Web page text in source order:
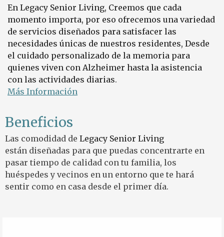
En Legacy Senior Living, Creemos que cada
momento importa, por eso ofrecemos una variedad
de servicios diseñados para satisfacer las
necesidades únicas de nuestros residentes, Desde
el cuidado personalizado de la memoria para
quienes viven con Alzheimer hasta la asistencia
con las actividades diarias.
Más Información
Beneficios
Las comodidad de Legacy Senior Living
están diseñadas para que puedas concentrarte en
pasar tiempo de calidad con tu familia, los
huéspedes y vecinos en un entorno que te hará
sentir como en casa desde el primer día.